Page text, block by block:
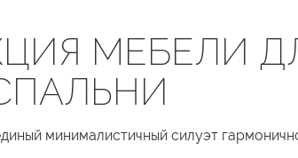
МЕБЕЛИ
минималистичный силуэт